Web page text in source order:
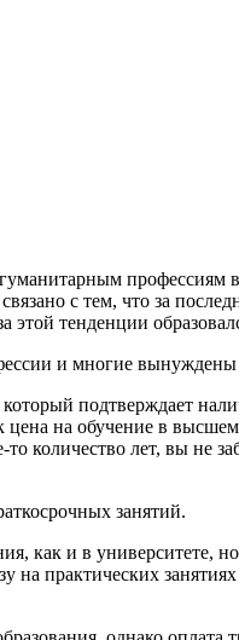
профессиям
с тем, что за
этой тенденции
и многие вынуждены
подтверждает
на обучение в
количество лет, вы не
занятий.
и в университете,
практических